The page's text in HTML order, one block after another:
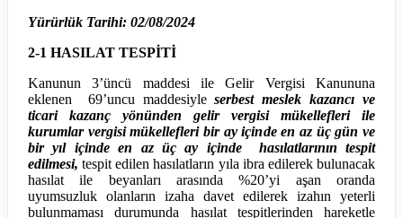
Yürürlük Tarihi: 02/08/2024
2-1 HASILAT TESPİTİ
Kanunun 3’üncü maddesi ile Gelir Vergisi Kanununa
eklenen 69’uncu maddesiyleserbest meslek kazancı ve
ticari kazanç yönünden gelir vergisi mükellefleri ile
kurumlar vergisi mükellefleri bir ay içinde en az üç gün ve
bir yıl içinde en az üç ay içinde hasılatlarının tespit
edilmesi, tespit edilen hasılatların yıla ibra edilerek bulunacak
hasılat ile beyanları arasında %20’yi aşan oranda
uyumsuzluk olanların izaha davet edilerek izahın yeterli
bulunmaması durumunda hasılat tespitlerinden hareketle